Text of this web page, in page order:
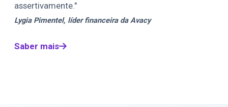
assertivamente."
Lygia Pimentel, líder financeira da Avacy
Saber mais